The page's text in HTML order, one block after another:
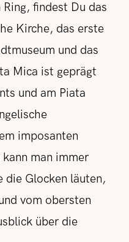
findest Du das
Kirche, das erste
und das
Mica ist geprägt
und am Piata
imposanten
man immer
die Glocken läuten,
vom obersten
über die